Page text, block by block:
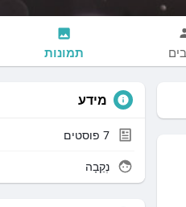
תמונות
מידע
7 פוסטים
נְקֵבָה